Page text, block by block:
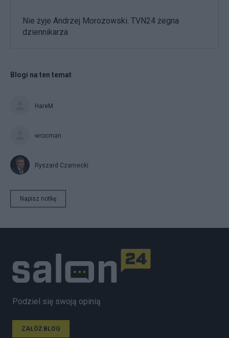
Nie żyje Andrzej Morozowski. TVN24 żegna
dziennikarza
Blogi na ten temat
HareM
wrocman
Ryszard Czarnecki
Napisz notkę
Podziel się swoją opinią
ZAŁÓŻ BLOG